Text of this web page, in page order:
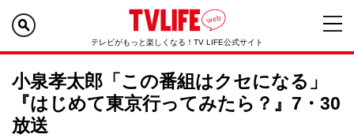
テレビがもっと楽しくなる！TV LIFE公式サイト
小泉孝太郎「この番組はクセになる」
『はじめて東京行ってみたら？』7・30
放送